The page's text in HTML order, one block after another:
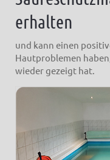
erhalten
und kann einen
Hautproblemen
wieder gezeigt hat.